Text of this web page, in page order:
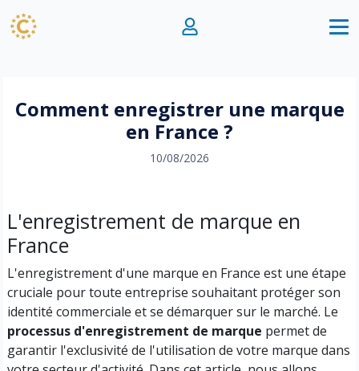
Comment enregistrer une marque
en France ?
10/08/2026
L'enregistrement de marque en
France
L'enregistrement d'une marque en France est une étape
cruciale pour toute entreprise souhaitant protéger son
identité commerciale et se démarquer sur le marché. Le
processus d'enregistrement de marque permet de
garantir l'exclusivité de l'utilisation de votre marque dans